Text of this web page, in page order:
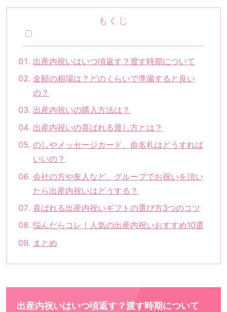
もくじ
出産内祝いはいつ頃返す？渡す時期について
金額の相場は？どのくらいで準備すると良い
の？
出産内祝いの購入方法は？
出産内祝いの喜ばれる渡し方とは？
のしやメッセージカード、命名札はどうすれば
いいの？
会社の方や友人など、グループでお祝いを頂い
たら出産内祝いはどうする？
喜ばれる出産内祝いギフトの選び方3つのコツ
悩んだらコレ！人気の出産内祝いおすすめ10選
まとめ
出産内祝いはいつ頃返す？渡す時期について